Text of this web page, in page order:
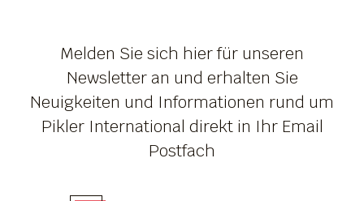
Melden Sie sich hier für unseren
Newsletter an und erhalten Sie
Neuigkeiten und Informationen rund um
Pikler International direkt in Ihr Email
Postfach